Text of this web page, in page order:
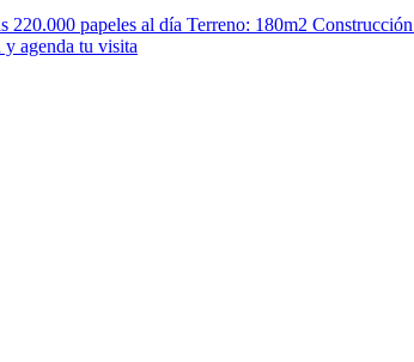
papeles al día Terreno: 180m2
agenda tu visita